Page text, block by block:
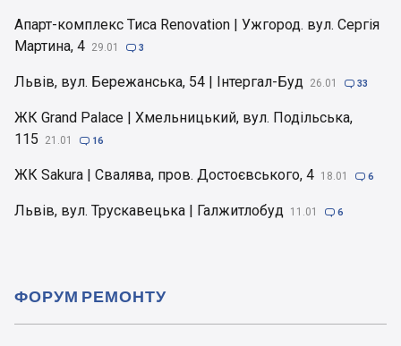
Апарт-комплекс Тиса Renovation | Ужгород. вул. Сергія
Мартина, 4 29.01  3
Львів, вул. Бережанська, 54 | Інтергал-Буд 26.01  33
ЖК Grand Palace | Хмельницький, вул. Подільська,
115
21.01  16
ЖК Sakura | Свалява, пров. Достоєвського, 4 18.01  6
Львів, вул. Трускавецька | Галжитлобуд 11.01  6
ФОРУМ РЕМОНТУ